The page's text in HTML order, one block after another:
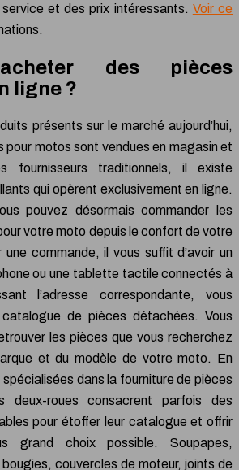
et des prix intéressants. Voir ce
des pièces
ligne ?
présents sur le marché aujourd’hui,
pour motos sont vendues en magasin et
fournisseurs traditionnels, il existe
qui opèrent exclusivement en ligne.
pouvez désormais commander les
votre moto depuis le confort de votre
commande, il vous suffit d’avoir un
ou une tablette tactile connectés à
l’adresse correspondante, vous
de pièces détachées. Vous
les pièces que vous recherchez
et du modèle de votre moto. En
dans la fourniture de pièces
deux-roues consacrent parfois des
pour étoffer leur catalogue et offrir
grand choix possible. Soupapes,
couvercles de moteur, joints de